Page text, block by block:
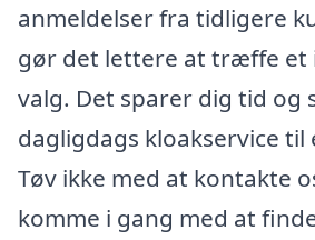
anmeldelser fra tidligere
gør det lettere at træffe et
valg. Det sparer dig tid og
dagligdags kloakservice til
Tøv ikke med at kontakte
komme i gang med at